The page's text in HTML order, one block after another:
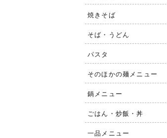
焼きそば
そば・うどん
パスタ
そのほかの麺メニュー
鍋メニュー
ごはん・炒飯・丼
一品メニュー